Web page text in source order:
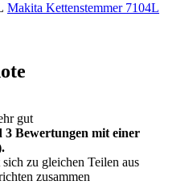
Makita Kettenstemmer 7104L
gut
3 Bewertungen mit einer
zu gleichen Teilen aus
zusammen